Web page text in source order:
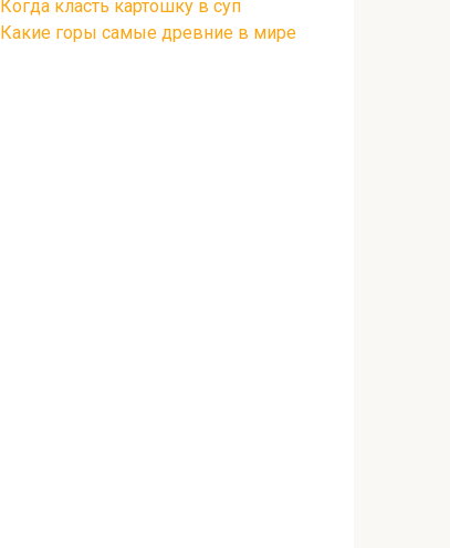
Когда класть картошку в суп
Какие горы самые древние в мире